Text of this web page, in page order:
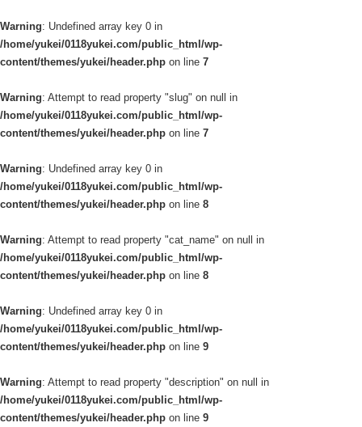
Warning: Undefined array key 0 in
/home/yukei/0118yukei.com/public_html/wp-
content/themes/yukei/header.php on line 7
Warning: Attempt to read property "slug" on null in
/home/yukei/0118yukei.com/public_html/wp-
content/themes/yukei/header.php on line 7
Warning: Undefined array key 0 in
/home/yukei/0118yukei.com/public_html/wp-
content/themes/yukei/header.php on line 8
Warning: Attempt to read property "cat_name" on null in
/home/yukei/0118yukei.com/public_html/wp-
content/themes/yukei/header.php on line 8
Warning: Undefined array key 0 in
/home/yukei/0118yukei.com/public_html/wp-
content/themes/yukei/header.php on line 9
Warning: Attempt to read property "description" on null in
/home/yukei/0118yukei.com/public_html/wp-
content/themes/yukei/header.php on line 9